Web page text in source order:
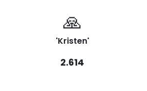
🙏
'Kristen'
2.614